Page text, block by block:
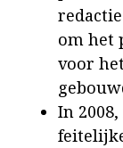
om het
voor
In